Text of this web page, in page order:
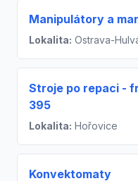
Manipulátory a
Lokalita: Ostrava-
Stroje po repaci -
395
Lokalita: Hořovice
Konvektomaty